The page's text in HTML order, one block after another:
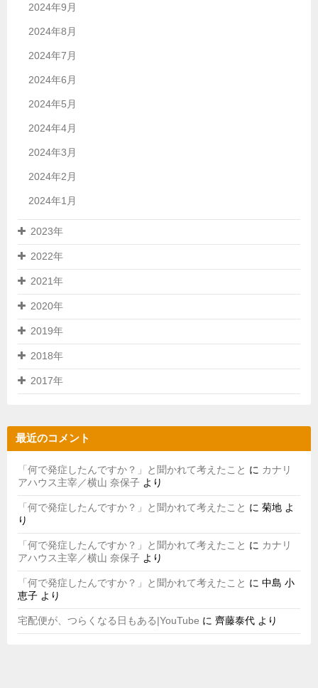
2024年9月
2024年8月
2024年7月
2024年6月
2024年5月
2024年4月
2024年3月
2024年2月
2024年1月
2023年
2022年
2021年
2020年
2019年
2018年
2017年
最近のコメント
「何で発症したんですか？」と聞かれて考えたこと に カナリ
アハウス主宰／横山 奈保子 より
「何で発症したんですか？」と聞かれて考えたこと に 菊地 よ
り
「何で発症したんですか？」と聞かれて考えたこと に カナリ
アハウス主宰／横山 奈保子 より
「何で発症したんですか？」と聞かれて考えたこと に 中島 小
恵子 より
宅配便が、つらくなる日もある|YouTube に 齊藤泰代 より